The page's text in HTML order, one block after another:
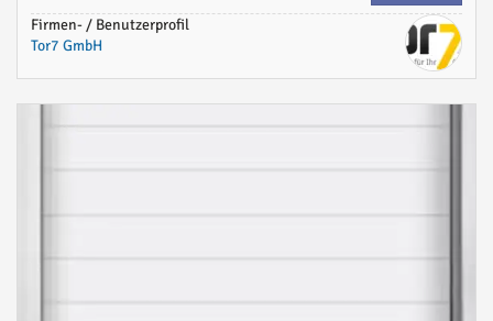
Firmen- / Benutzerprofil
Tor7 GmbH